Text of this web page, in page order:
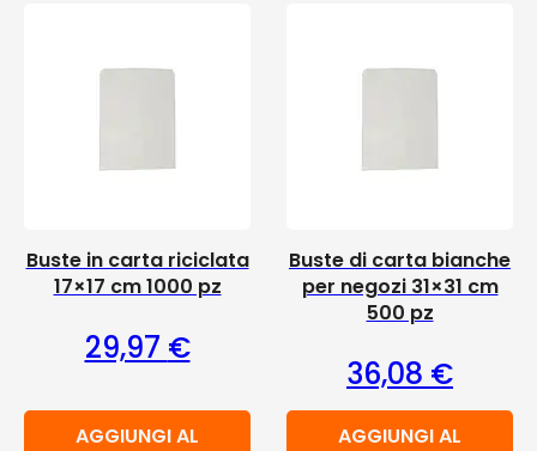
Buste in carta riciclata
17×17 cm 1000 pz
29,97 €
AGGIUNGI AL
Buste di carta bianche
per negozi 31×31 cm
500 pz
36,08 €
AGGIUNGI AL